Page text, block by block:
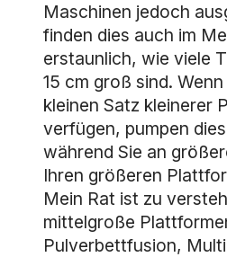
Maschinen jedoch
finden dies auch im
erstaunlich, wie viele
15 cm groß sind.
kleinen Satz kleinerer
verfügen, pumpen
während Sie an
Ihren größeren
Mein Rat ist zu
mittelgroße
Pulverbettfusion,